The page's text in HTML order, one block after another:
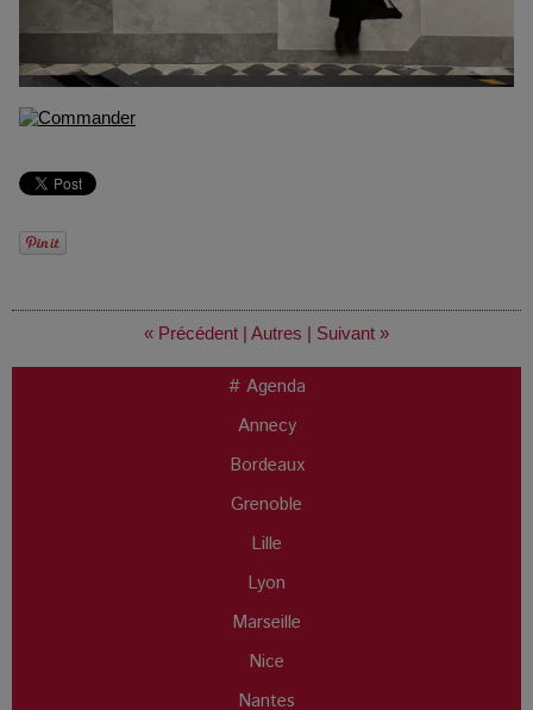
« Précédent | Autres | Suivant »
# Agenda
Annecy
Bordeaux
Grenoble
Lille
Lyon
Marseille
Nice
Nantes